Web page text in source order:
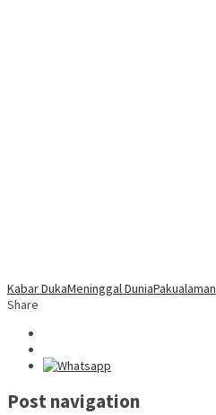
Kabar DukaMeninggal DuniaPakualaman
Share
Post navigation